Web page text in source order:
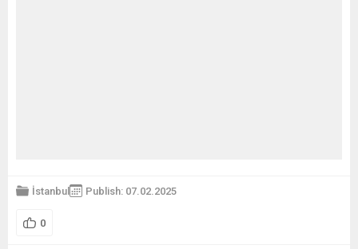
İstanbul Publish: 07.02.2025
0